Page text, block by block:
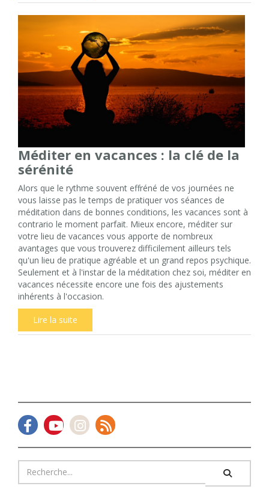
Méditer en vacances : la clé de la
sérénité
Alors que le rythme souvent effréné de vos journées ne
vous laisse pas le temps de pratiquer vos séances de
méditation dans de bonnes conditions, les vacances sont à
contrario le moment parfait. Mieux encore, méditer sur
votre lieu de vacances vous apporte de nombreux
avantages que vous trouverez difficilement ailleurs tels
qu'un lieu de pratique agréable et un grand repos psychique.
Seulement et à l'instar de la méditation chez soi, méditer en
vacances nécessite encore une fois des ajustements
inhérents à l'occasion.
Lire la suite